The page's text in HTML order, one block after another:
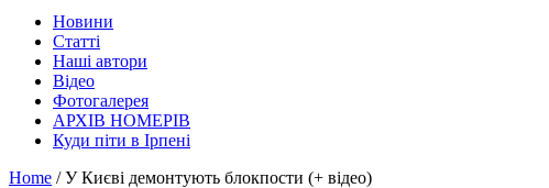
Новини
Статті
Наші автори
Відео
Фотогалерея
АРХІВ НОМЕРІВ
Куди піти в Ірпені
Home / У Києві демонтують блокпости (+ відео)